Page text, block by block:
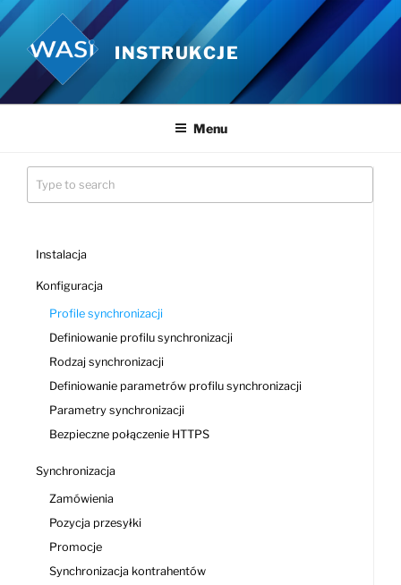
Przejdź
do
treści
INSTRUKCJE
Menu
Instalacja
Konfiguracja
Profile synchronizacji
Definiowanie profilu synchronizacji
Rodzaj synchronizacji
Definiowanie parametrów profilu synchronizacji
Parametry synchronizacji
Bezpieczne połączenie HTTPS
Synchronizacja
Zamówienia
Pozycja przesyłki
Promocje
Synchronizacja kontrahentów